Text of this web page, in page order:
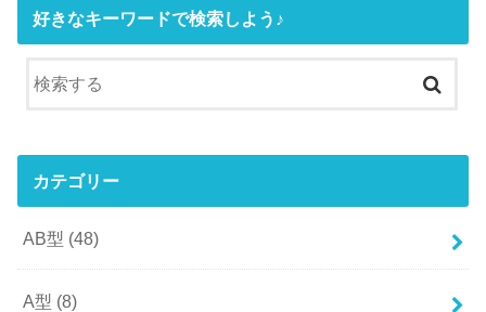
好きなキーワードで検索しよう♪
カテゴリー
AB型 (48)
A型 (8)